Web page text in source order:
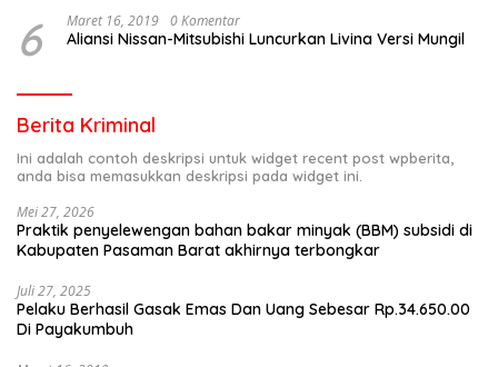
6 Maret 16, 2019 0 Komentar
Aliansi Nissan-Mitsubishi Luncurkan Livina Versi Mungil
Berita Kriminal
Ini adalah contoh deskripsi untuk widget recent post wpberita,
anda bisa memasukkan deskripsi pada widget ini.
Mei 27, 2026
Praktik penyelewengan bahan bakar minyak (BBM) subsidi di
Kabupaten Pasaman Barat akhirnya terbongkar
Juli 27, 2025
Pelaku Berhasil Gasak Emas Dan Uang Sebesar Rp.34.650.00
Di Payakumbuh